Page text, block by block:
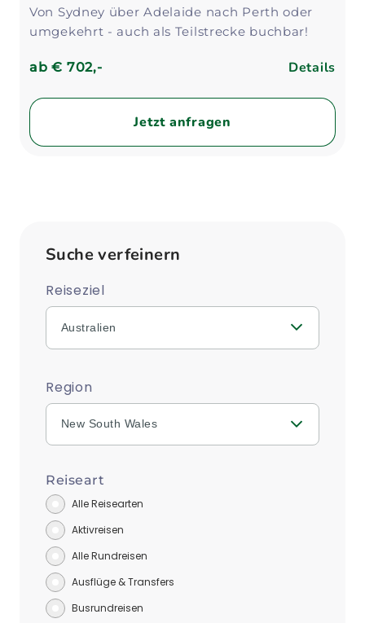
Von Sydney über Adelaide nach Perth oder
umgekehrt - auch als Teilstrecke buchbar!
ab€ 702,- Details
Jetzt anfragen
Suche verfeinern
Reiseziel
Australien
Region
New South Wales
Reiseart
Alle Reisearten
Aktivreisen
Alle Rundreisen
Ausflüge & Transfers
Busrundreisen